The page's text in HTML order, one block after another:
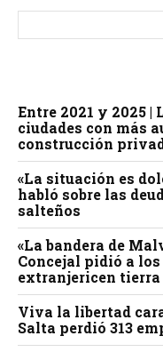
Entre 2021 y 2025
ciudades con más
construcción
«La situación es
habló sobre las
salteños
«La bandera de
Concejal pidió a
extranjericen tierra
Viva la libertad
Salta perdió 313